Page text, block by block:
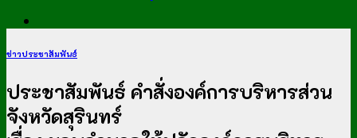
ข่าวประชาสัมพันธ์
ประชาสัมพันธ์ คำสั่งองค์การบริหารส่วน
จังหวัดสุรินทร์